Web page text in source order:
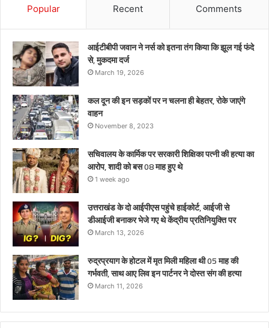
प्रतिनियुक्ति
Popular Recent Comments
आईटीबीपी जवान ने नर्स को इतना तंग किया कि झूल गई फंदे
से, मुकदमा दर्ज
March 19, 2026
कल दून की इन सड़कों पर न चलना ही बेहतर, रोके जाएंगे
वाहन
November 8, 2023
सचिवालय के कार्मिक पर सरकारी शिक्षिका पत्नी की हत्या का
आरोप, शादी को बस 08 माह हुए थे
1 week ago
उत्तराखंड के दो आईपीएस पहुंचे हाईकोर्ट, आईजी से
डीआईजी बनाकर भेजे गए थे केंद्रीय प्रतिनियुक्ति पर
March 13, 2026
रुद्रप्रयाग के होटल में मृत मिली महिला थी 05 माह की
गर्भवती, साथ आए लिव इन पार्टनर ने दोस्त संग की हत्या
March 11, 2026